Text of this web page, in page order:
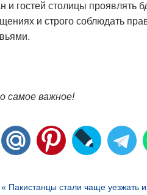
гостей столицы проявлять
и строго соблюдать
самое важное!
« Пакистанцы стали чаще уезжать